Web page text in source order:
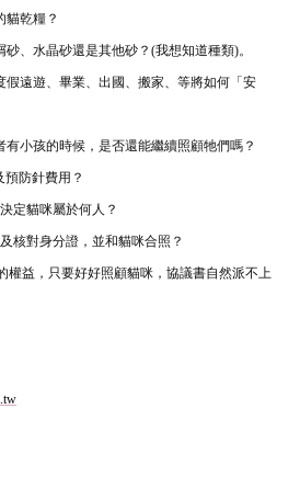
貓乾糧？
、水晶砂還是其他砂？(我想知道種類)。
假遠遊、畢業、出國、搬家、等將如何「安
小孩的時候，是否還能繼續照顧牠們嗎？
預防針費用？
定貓咪屬於何人？
核對身分證，並和貓咪合照？
權益，只要好好照顧貓咪，協議書自然派不上